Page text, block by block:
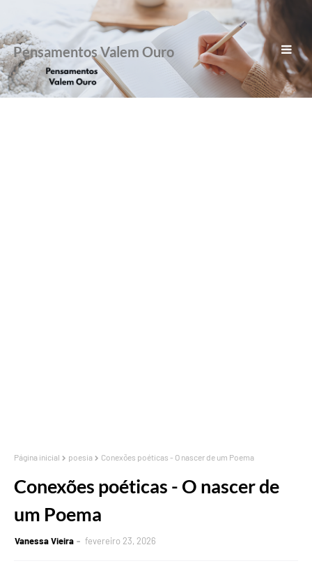
Pensamentos Valem Ouro
Página inicial poesia Conexões poéticas - O nascer de um Poema
Conexões poéticas - O nascer de
um Poema
Vanessa Vieira fevereiro 23, 2026